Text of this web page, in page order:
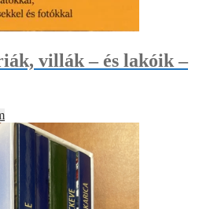
villák – és lakóik –